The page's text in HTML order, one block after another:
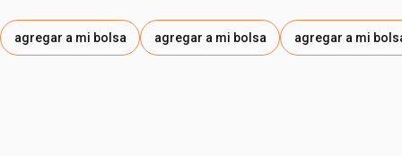
agregar a mi bolsa agregar a mi bolsa agregar a mi